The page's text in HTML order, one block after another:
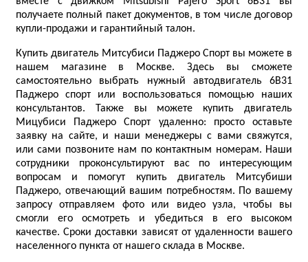
получаете полный пакет документов, в том числе договор
купли-продажи и гарантийный талон.
Купить двигатель Митсубиси Паджеро Спорт вы можете в
нашем магазине в Москве. Здесь вы сможете
самостоятельно выбрать нужный автодвигатель 6B31
Паджеро спорт или воспользоваться помощью наших
консультантов. Также вы можете купить двигатель
Мицубиси Паджеро Спорт удаленно: просто оставьте
заявку на сайте, и наши менеджеры с вами свяжутся,
или сами позвоните нам по контактным номерам. Наши
сотрудники проконсультируют вас по интересующим
вопросам и помогут купить двигатель Митсубиши
Паджеро, отвечающий вашим потребностям. По вашему
запросу отправляем фото или видео узла, чтобы вы
смогли его осмотреть и убедиться в его высоком
качестве. Сроки доставки зависят от удаленности вашего
населенного пункта от нашего склада в Москве.